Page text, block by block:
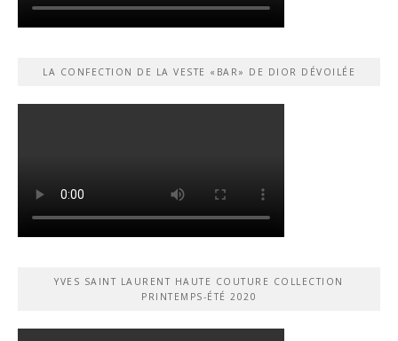
LA CONFECTION DE LA VESTE «BAR» DE DIOR DÉVOILÉE
YVES SAINT LAURENT HAUTE COUTURE COLLECTION
PRINTEMPS-ÉTÉ 2020